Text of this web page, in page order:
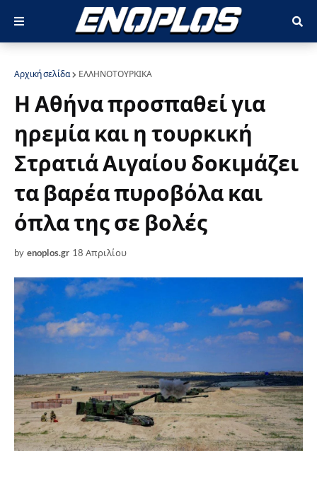
Αρχική σελίδα ΕΛΛΗΝΟΤΟΥΡΚΙΚΑ
Η Αθήνα προσπαθεί για
ηρεμία και η τουρκική
Στρατιά Αιγαίου δοκιμάζει
τα βαρέα πυροβόλα και
όπλα της σε βολές
by enoplos.gr 18 Απριλίου